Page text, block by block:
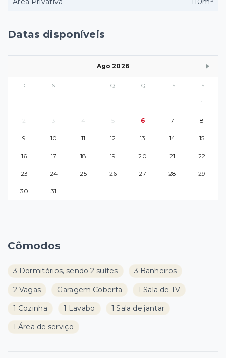
Datas disponíveis
Ago 2026
D S T Q Q S S
1
2 3 4 5 6 7 8
9 10 11 12 13 14 15
16 17 18 19 20 21 22
23 24 25 26 27 28 29
30 31
Cômodos
3 Dormitórios, sendo 2 suítes 3 Banheiros
2 Vagas Garagem Coberta 1 Sala de TV
1 Cozinha 1 Lavabo 1 Sala de jantar
1 Área de serviço